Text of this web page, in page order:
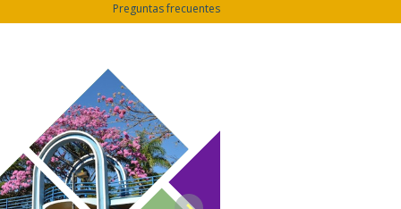
Preguntas frecuentes